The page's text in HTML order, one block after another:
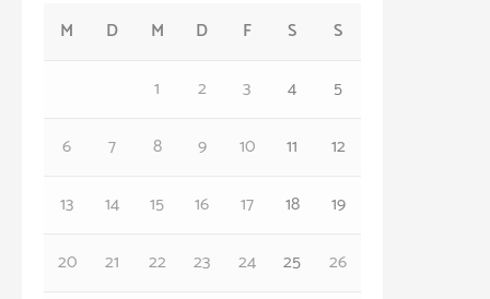
M
D M D F S
S
1
2 3 4
5
6
7 8 9 10 11
12
13
14 15 16 17 18
19
20
21 22 23 24 25
26